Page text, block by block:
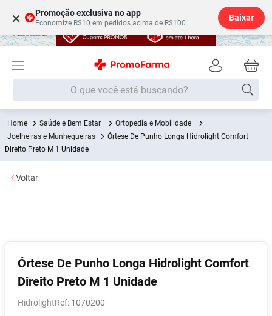
× Promoção exclusiva no app
Economize R$10 em pedidos acima de R$100
Baixar
O que você está buscando?
Saúde e Bem Estar
Ortopedia e Mobilidade
Joelheiras e Munhequeiras
Órtese De Punho Longa Hidrolight Comfort
Direito Preto M 1 Unidade
Órtese De Punho Longa Hidrolight Comfort
Direito Preto M 1 Unidade
Hidrolight : 1070200
Voltar
Termos mais buscados
1º Fralda
7º Desodorante
8º Absorvente
9º Lavitan